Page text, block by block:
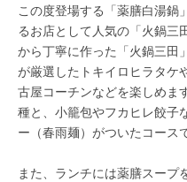
この度登場する「薬膳白湯鍋
るお店として人気の「火鍋三
から丁寧に作った「火鍋三田
が厳選したトキイロヒラタケ
古屋コーチンなどを楽しめま
種と、小籠包やフカヒレ餃子
ー（春雨麺）がついたコース
また、ランチには薬膳スープ